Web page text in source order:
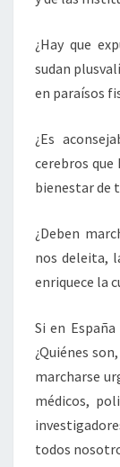
¿Hay que
sudan
en paraísos
¿Es
cerebros
bienestar de
¿Deben
nos deleita,
enriquece la
Si en
¿Quiénes
marcharse
médicos,
todos